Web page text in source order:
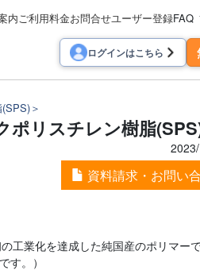
内 ご利用料金お問合せユーザー登録FAQ
ログインはこちら
＞
リスチレン樹脂
資料請求・お問い
工業化を達成した純国産のポリマー
。）